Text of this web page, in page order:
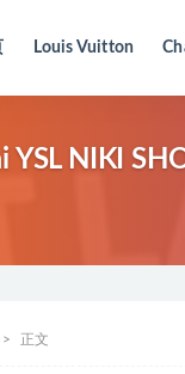
Louis Vuitton
NIKI
正文